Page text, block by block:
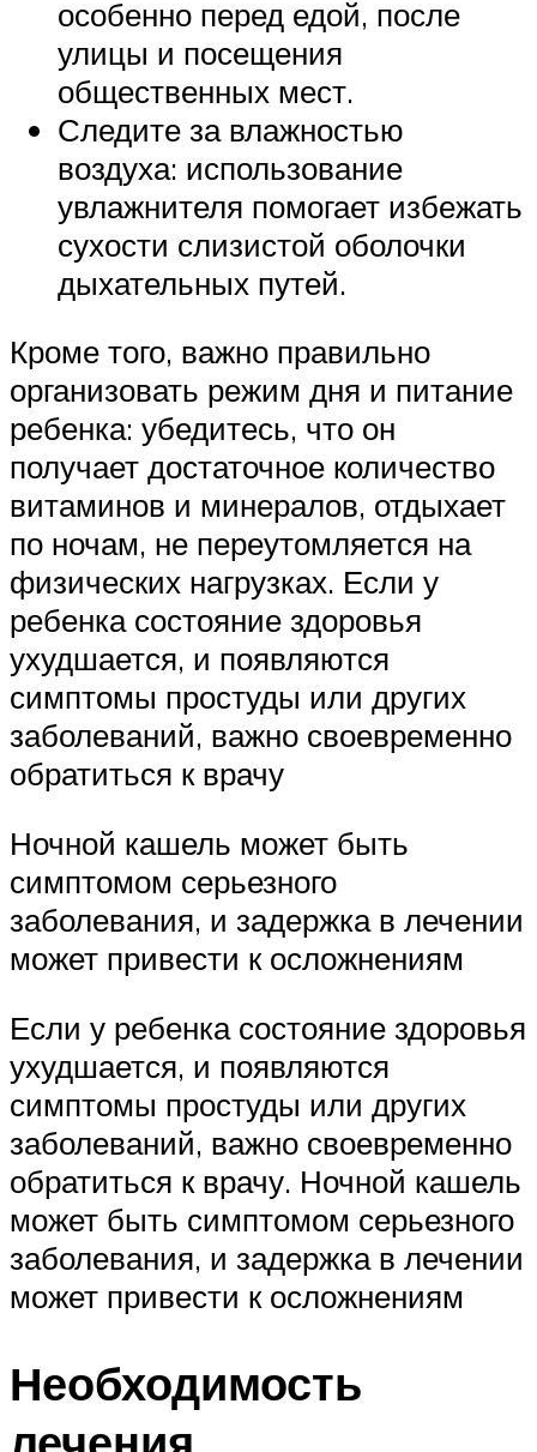
особенно перед едой, после
улицы и посещения
общественных мест.
Следите за влажностью
воздуха: использование
увлажнителя помогает избежать
сухости слизистой оболочки
дыхательных путей.
Кроме того, важно правильно
организовать режим дня и питание
ребенка: убедитесь, что он
получает достаточное количество
витаминов и минералов, отдыхает
по ночам, не переутомляется на
физических нагрузках. Если у
ребенка состояние здоровья
ухудшается, и появляются
симптомы простуды или других
заболеваний, важно своевременно
обратиться к врачу
Ночной кашель может быть
симптомом серьезного
заболевания, и задержка в лечении
может привести к осложнениям
Если у ребенка состояние здоровья
ухудшается, и появляются
симптомы простуды или других
заболеваний, важно своевременно
обратиться к врачу. Ночной кашель
может быть симптомом серьезного
заболевания, и задержка в лечении
может привести к осложнениям
Необходимость